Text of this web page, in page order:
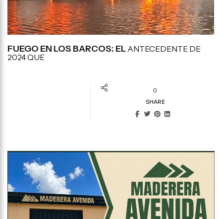
FUEGO EN LOS BARCOS: EL ANTECEDENTE DE
2024 QUE
0
SHARE